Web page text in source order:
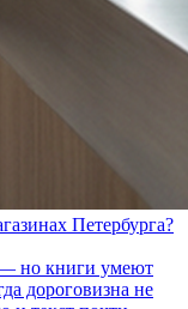
Петербурга?
— но книги умеют
дороговизна не